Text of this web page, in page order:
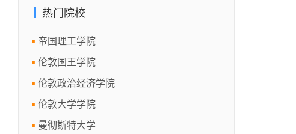
热门院校
帝国理工学院
伦敦国王学院
伦敦政治经济学院
伦敦大学学院
曼彻斯特大学